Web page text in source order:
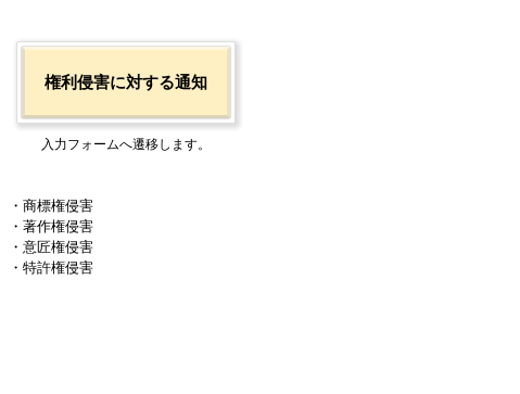
権利侵害に対する通知
入力フォームへ遷移します。
・商標権侵害
・著作権侵害
・意匠権侵害
・特許権侵害